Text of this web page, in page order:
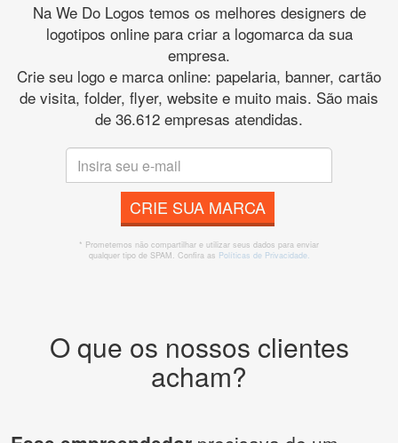
Na We Do Logos temos os melhores designers de
logotipos online para criar a logomarca da sua
empresa.
Crie seu logo e marca online: papelaria, banner, cartão
de visita, folder, flyer, website e muito mais. São mais
de 36.612 empresas atendidas.
CRIE SUA MARCA
* Prometemos não compartilhar e utilizar seus dados para enviar
qualquer tipo de SPAM. Confira as Políticas de Privacidade.
O que os nossos clientes
acham?